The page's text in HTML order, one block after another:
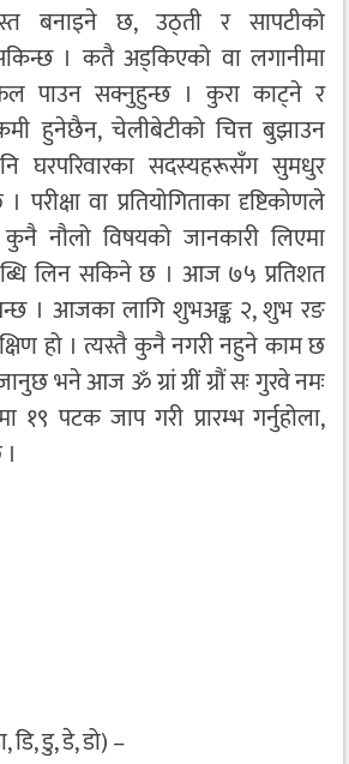
बनाइने छ, उठ्ती र सापटीको
। कतै अड्किएको वा लगानीमा
पाउन सक्नुहुन्छ । कुरा काट्ने र
हुनेछैन, चेलीबेटीको चित्त बुझाउन
घरपरिवारका सदस्यहरूसँग सुमधुर
वा प्रतियोगिताका दृष्टिकोणले
नौलो विषयको जानकारी लिएमा
लिन सकिने छ । आज ७५ प्रतिशत
। आजका लागि शुभअङ्क २, शुभ रङ
हो । त्यस्तै कुनै नगरी नहुने काम छ
भने आज ॐ ग्रां ग्रीं ग्रौं सः गुरवे नमः
१९ पटक जाप गरी प्रारम्भ गर्नुहोला,
डि, डु, डे, डो) –